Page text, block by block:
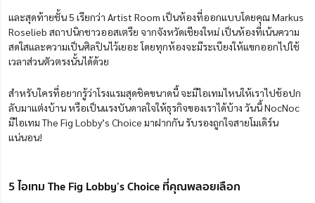
และสุดท้ายชั้น 5 เรียกว่า Artist Room เป็นห้องที่ออกแบบโดยคุณ Markus
Roselieb สถาปนิกชาวออสเตรีย จากจังหวัดเชียงใหม่ เป็นห้องที่เน้นความ
สดใสและความเป็นศิลปินไว้เยอะ โดยทุกห้องจะมีระเบียงให้แขกออกไปใช้
เวลาส่วนตัวตรงนั้นได้ด้วย
สำหรับใครที่อยากรู้ว่าโรงแรมสุดชิคขนาดนี้ จะมีไอเทมไหนให้เราไปช้อปก
ลับมาแต่งบ้าน หรือเป็นแรงบันดาลใจให้ธุรกิจของเราได้บ้าง วันนี้ NocNoc
มีไอเทม The Fig Lobby’s Choice มาฝากกัน รับรองถูกใจสายโมเดิร์น
แน่นอน!
5 ไอเทม The Fig Lobby’s Choice ที่คุณพลอยเลือก